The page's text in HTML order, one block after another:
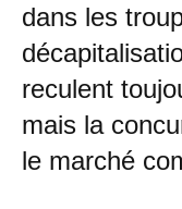
dans les
reculent
mais la
le marché